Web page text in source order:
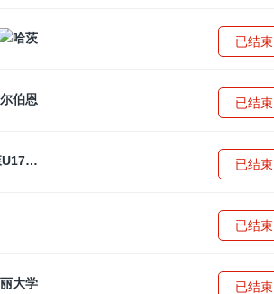
已结束
已结束
拜耳04勒沃库森U17 已结束
已结束
已结束